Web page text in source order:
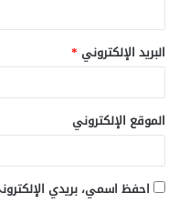
البريد الإلكتروني *
الموقع الإلكتروني
احفظ اسمي، بريدي